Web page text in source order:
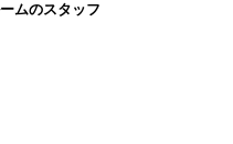
ムのスタッフ